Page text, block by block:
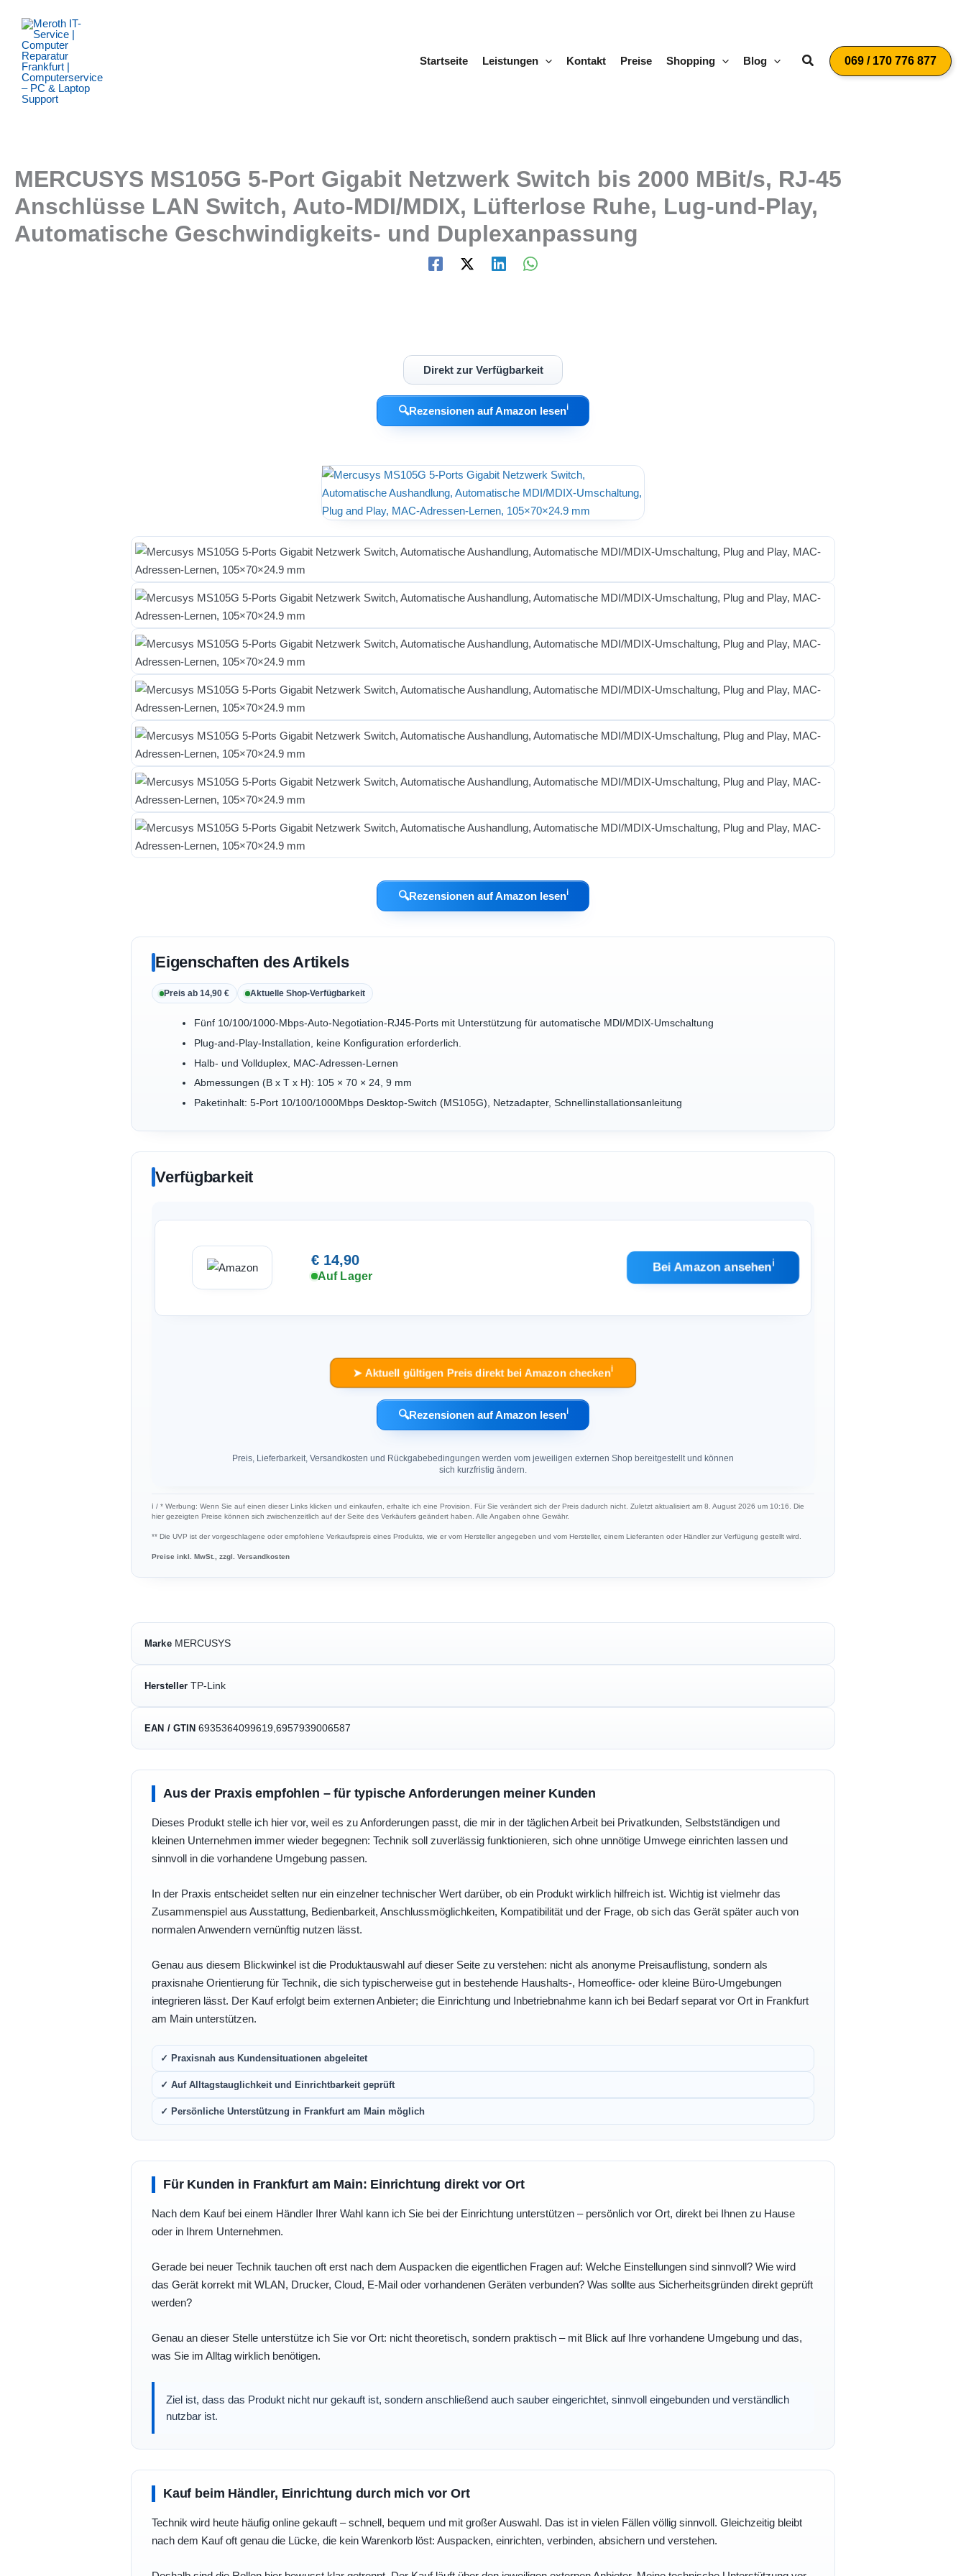
Inhalt
springen
Startseite
Leistungen Kontakt Preise Shopping Blog Suchen069 / 170 776 877
MERCUSYS MS105G 5-Port Gigabit Netzwerk Switch bis 2000 MBit/s, RJ-45
Anschlüsse LAN Switch, Auto-MDI/MDIX, Lüfterlose Ruhe, Lug-und-Play,
Automatische Geschwindigkeits- und Duplexanpassung
Direkt zur Verfügbarkeit
🔍Rezensionen auf Amazon lesenℹ︎
🔍Rezensionen auf Amazon lesenℹ︎
Eigenschaften des Artikels
Preis ab 14,90 € Aktuelle Shop-Verfügbarkeit
Fünf 10/100/1000-Mbps-Auto-Negotiation-RJ45-Ports mit Unterstützung für automatische MDI/MDIX-Umschaltung
Plug-and-Play-Installation, keine Konfiguration erforderlich.
Halb- und Vollduplex, MAC-Adressen-Lernen
Abmessungen (B x T x H): 105 × 70 × 24, 9 mm
Paketinhalt: 5-Port 10/100/1000Mbps Desktop-Switch (MS105G), Netzadapter, Schnellinstallationsanleitung
Verfügbarkeit
€ 14,90
Auf Lager
Bei Amazon ansehenℹ︎
➤ Aktuell gültigen Preis direkt bei Amazon checkenℹ︎
🔍Rezensionen auf Amazon lesenℹ︎
Preis, Lieferbarkeit, Versandkosten und Rückgabebedingungen werden vom jeweiligen externen Shop bereitgestellt und können
sich kurzfristig ändern.
ℹ︎ / * Werbung: Wenn Sie auf einen dieser Links klicken und einkaufen, erhalte ich eine Provision. Für Sie verändert sich der Preis dadurch nicht. Zuletzt aktualisiert am 8. August 2026 um 10:16. Die
hier gezeigten Preise können sich zwischenzeitlich auf der Seite des Verkäufers geändert haben. Alle Angaben ohne Gewähr.
** Die UVP ist der vorgeschlagene oder empfohlene Verkaufspreis eines Produkts, wie er vom Hersteller angegeben und vom Hersteller, einem Lieferanten oder Händler zur Verfügung gestellt wird.
Preise inkl. MwSt., zzgl. Versandkosten
Marke MERCUSYS
Hersteller TP-Link
EAN / GTIN 6935364099619,6957939006587
Aus der Praxis empfohlen – für typische Anforderungen meiner Kunden
Dieses Produkt stelle ich hier vor, weil es zu Anforderungen passt, die mir in der täglichen Arbeit bei Privatkunden, Selbstständigen und
kleinen Unternehmen immer wieder begegnen: Technik soll zuverlässig funktionieren, sich ohne unnötige Umwege einrichten lassen und
sinnvoll in die vorhandene Umgebung passen.
In der Praxis entscheidet selten nur ein einzelner technischer Wert darüber, ob ein Produkt wirklich hilfreich ist. Wichtig ist vielmehr das
Zusammenspiel aus Ausstattung, Bedienbarkeit, Anschlussmöglichkeiten, Kompatibilität und der Frage, ob sich das Gerät später auch von
normalen Anwendern vernünftig nutzen lässt.
Genau aus diesem Blickwinkel ist die Produktauswahl auf dieser Seite zu verstehen: nicht als anonyme Preisauflistung, sondern als
praxisnahe Orientierung für Technik, die sich typischerweise gut in bestehende Haushalts-, Homeoffice- oder kleine Büro-Umgebungen
integrieren lässt. Der Kauf erfolgt beim externen Anbieter; die Einrichtung und Inbetriebnahme kann ich bei Bedarf separat vor Ort in Frankfurt
am Main unterstützen.
✓ Praxisnah aus Kundensituationen abgeleitet
✓ Auf Alltagstauglichkeit und Einrichtbarkeit geprüft
✓ Persönliche Unterstützung in Frankfurt am Main möglich
Für Kunden in Frankfurt am Main: Einrichtung direkt vor Ort
Nach dem Kauf bei einem Händler Ihrer Wahl kann ich Sie bei der Einrichtung unterstützen – persönlich vor Ort, direkt bei Ihnen zu Hause
oder in Ihrem Unternehmen.
Gerade bei neuer Technik tauchen oft erst nach dem Auspacken die eigentlichen Fragen auf: Welche Einstellungen sind sinnvoll? Wie wird
das Gerät korrekt mit WLAN, Drucker, Cloud, E-Mail oder vorhandenen Geräten verbunden? Was sollte aus Sicherheitsgründen direkt geprüft
werden?
Genau an dieser Stelle unterstütze ich Sie vor Ort: nicht theoretisch, sondern praktisch – mit Blick auf Ihre vorhandene Umgebung und das,
was Sie im Alltag wirklich benötigen.
Ziel ist, dass das Produkt nicht nur gekauft ist, sondern anschließend auch sauber eingerichtet, sinnvoll eingebunden und verständlich
nutzbar ist.
Kauf beim Händler, Einrichtung durch mich vor Ort
Technik wird heute häufig online gekauft – schnell, bequem und mit großer Auswahl. Das ist in vielen Fällen völlig sinnvoll. Gleichzeitig bleibt
nach dem Kauf oft genau die Lücke, die kein Warenkorb löst: Auspacken, einrichten, verbinden, absichern und verstehen.